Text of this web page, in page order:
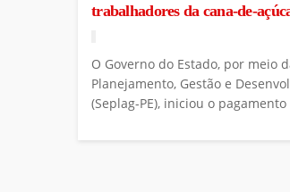
trabalhadores da cana-de-
O Governo do Estado, por meio
Planejamento, Gestão e
(Seplag-PE), iniciou o